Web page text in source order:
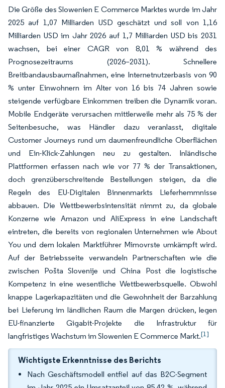
Die Größe des Slowenien E Commerce Marktes wurde im Jahr
2025 auf 1,07 Milliarden USD geschätzt und soll von 1,16
Milliarden USD im Jahr 2026 auf 1,7 Milliarden USD bis 2031
wachsen, bei einer CAGR von 8,01 % während des
Prognosezeitraums (2026–2031). Schnellere
Breitbandausbaumaßnahmen, eine Internetnutzerbasis von 90
% unter Einwohnern im Alter von 16 bis 74 Jahren sowie
steigende verfügbare Einkommen treiben die Dynamik voran.
Mobile Endgeräte verursachen mittlerweile mehr als 75 % der
Seitenbesuche, was Händler dazu veranlasst, digitale
Customer Journeys rund um daumenfreundliche Oberflächen
und Ein-Klick-Zahlungen neu zu gestalten. Inländische
Plattformen erfassen nach wie vor 77 % der Transaktionen,
doch grenzüberschreitende Bestellungen steigen, da die
Regeln des EU-Digitalen Binnenmarkts Lieferhemmnisse
abbauen. Die Wettbewerbsintensität nimmt zu, da globale
Konzerne wie Amazon und AliExpress in eine Landschaft
eintreten, die bereits von regionalen Unternehmen wie About
You und dem lokalen Marktführer Mimovrste umkämpft wird.
Auf der Betriebsseite verwandeln Partnerschaften wie die
zwischen Pošta Slovenije und China Post die logistische
Kompetenz in eine wesentliche Wettbewerbsquelle. Obwohl
knappe Lagerkapazitäten und die Gewohnheit der Barzahlung
bei Lieferung im ländlichen Raum die Margen drücken, legen
EU-finanzierte Gigabit-Projekte die Infrastruktur für
langfristiges Wachstum im Slowenien E Commerce Markt.[1]
Wichtigste Erkenntnisse des Berichts
Nach Geschäftsmodell entfiel auf das B2C-Segment